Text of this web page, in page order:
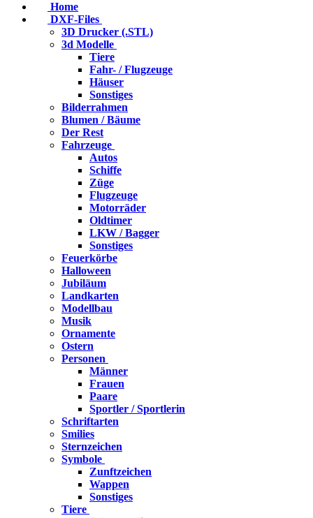
Home
DXF-Files
3D Drucker (.STL)
3d Modelle
Tiere
Fahr- / Flugzeuge
Häuser
Sonstiges
Bilderrahmen
Blumen / Bäume
Der Rest
Fahrzeuge
Autos
Schiffe
Züge
Flugzeuge
Motorräder
Oldtimer
LKW / Bagger
Sonstiges
Feuerkörbe
Halloween
Jubiläum
Landkarten
Modellbau
Musik
Ornamente
Ostern
Personen
Männer
Frauen
Paare
Sportler / Sportlerin
Schriftarten
Smilies
Sternzeichen
Symbole
Zunftzeichen
Wappen
Sonstiges
Tiere